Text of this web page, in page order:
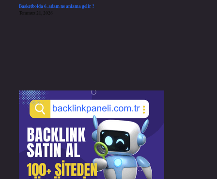
Basketbolda 6. adam ne anlama gelir ?
Temmuz 21, 2026